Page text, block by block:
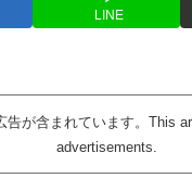
LINE
告が含まれています。This
advertisements.